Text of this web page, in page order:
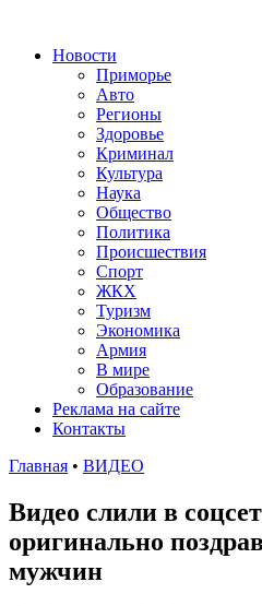
Новости
Приморье
Авто
Регионы
Здоровье
Криминал
Культура
Наука
Общество
Политика
Происшествия
Спорт
ЖКХ
Туризм
Экономика
Армия
В мире
Образование
Реклама на сайте
Контакты
Главная • ВИДЕО
Видео слили в
оригинально
мужчин